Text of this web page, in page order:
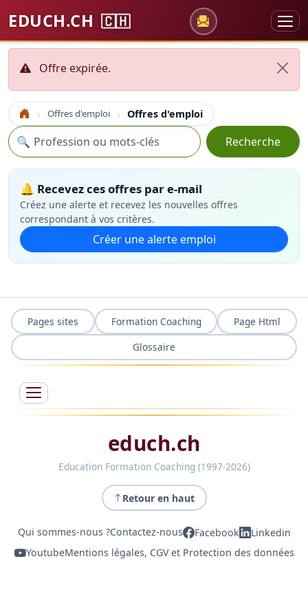
EDUCH.CH 🇨🇭
Offre expirée.
Accueil Offres d'emploi Offres d'emploi
Recherche
🔍 Recherche
🔔 Recevez ces offres par e-mail
Créez une alerte et recevez les nouvelles offres
correspondant à vos critères.
Créer une alerte emploi
Pages sites Formation Coaching
Page Html
Glossaire
educh.ch
Education Formation Coaching (1997-2026)
Retour en haut
Qui sommes-nous ?Contactez-nous Facebook
Linkedin
YoutubeMentions légales, CGV et Protection des données